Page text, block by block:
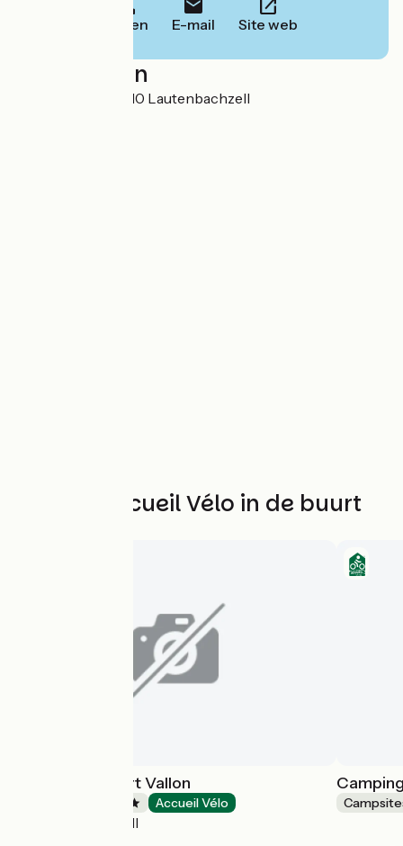
Bellen E-mail Site web
Localisation
51 Grand Rue 68610 Lautenbachzell
Andere Accueil Vélo in de buurt
Camping Le Vert Vallon
Accueil Vélo
Lautenbachzell